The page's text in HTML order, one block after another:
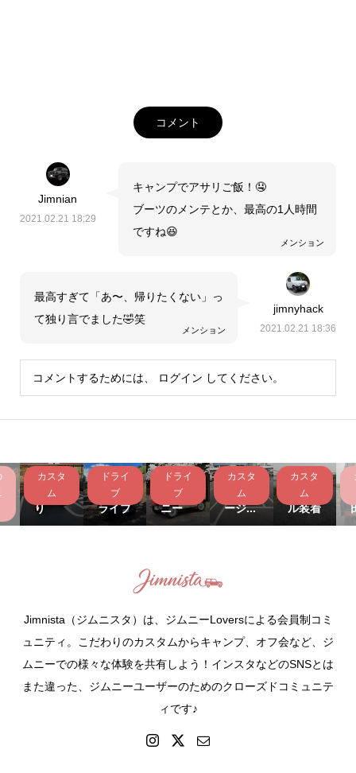
コメント
Jimnian
2021.02.21 18:29
メンション
キャンプでアサリご飯！🤤
ブーツのメンテとか、最高の1人時間
ですね😆
jimnyhack
2021.02.21 18:36
メンション
最高すぎて「あ〜、帰りたくない」っ
て独り言でました🤣笑
コメントするためには、 ログイン してください。
カスタ
ム
リアを
すっき
り
ドライ
ブ
林道ド
ライブ
ドライ
ブ
高遠桜
とジム
ニー
カスタ
ム
ショー
ワガレ
ージ...
カスタ
ム
KAWA
IIグリ
ル装着
Jimnista（ジムニスタ）は、ジムニーLoversによる会員制コミ
ュニティ。こだわりのカスタムからキャンプ、オフ会など、ジ
ムニーでの様々な体験を共有しよう！インスタなどのSNSとは
また違った、ジムニーユーザーのためのクローズドコミュニテ
ィです♪